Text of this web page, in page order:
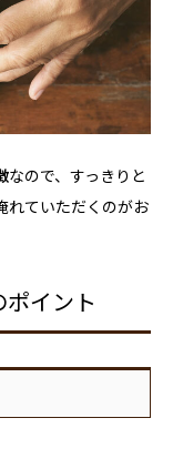
なので、すっきりと
れていただくのがお
イント